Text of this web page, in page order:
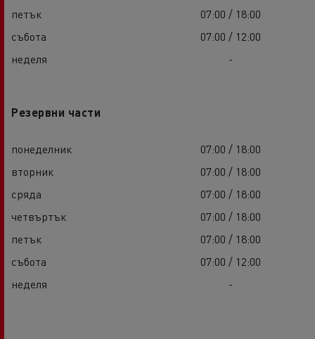
петък
07:00 / 18:00
събота
07:00 / 12:00
неделя
-
Резервни части
понеделник
07:00 / 18:00
вторник
07:00 / 18:00
сряда
07:00 / 18:00
четвъртък
07:00 / 18:00
петък
07:00 / 18:00
събота
07:00 / 12:00
неделя
-